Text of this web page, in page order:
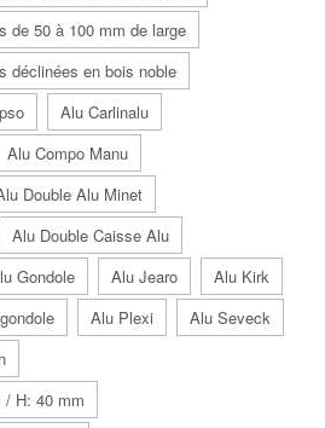
de 50 à 100 mm de large
déclinées en bois noble
Alu Carlinalu
Alu Compo Manu
Double Alu Minet
Alu Double Caisse Alu
Gondole Alu Jearo
Alu Kirk
Alu Plexi
Alu Seveck
/ H: 40 mm